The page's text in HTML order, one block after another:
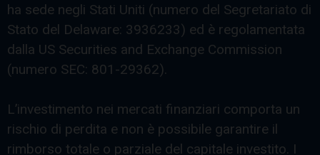
ha sede negli Stati Uniti (numero del Segretariato di
Stato del Delaware: 3936233) ed è regolamentata
dalla US Securities and Exchange Commission
(numero SEC: 801-29362).
L’investimento nei mercati finanziari comporta un
rischio di perdita e non è possibile garantire il
rimborso totale o parziale del capitale investito. I